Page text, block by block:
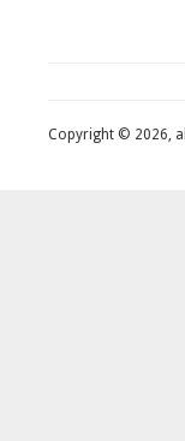
Copyright © 2026,